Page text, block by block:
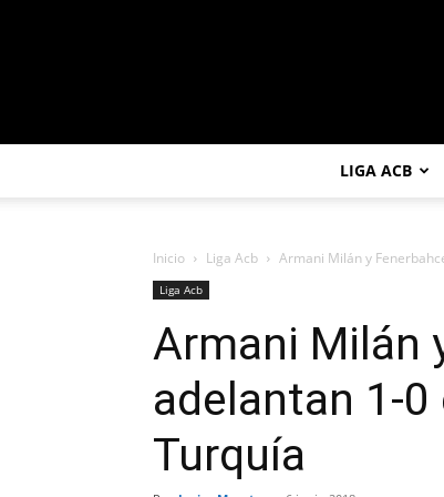
LIGA ACB
Inicio Liga Acb Armani Milán y
Liga Acb
Armani Milán
adelantan 1-
Turquía